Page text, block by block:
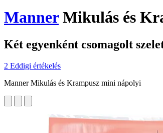
MannerMikulás és
Két egyenként csomagolt
2 Eddigi értékelés
Manner Mikulás és Krampusz mini nápolyi